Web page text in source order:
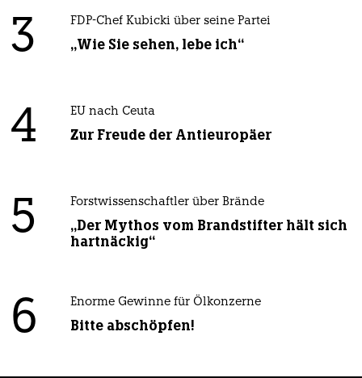
3 FDP-Chef Kubicki über seine Partei
„Wie Sie sehen, lebe ich“
4 EU nach Ceuta
Zur Freude der Antieuropäer
5 Forstwissenschaftler über Brände
„Der Mythos vom Brandstifter hält sich
hartnäckig“
6 Enorme Gewinne für Ölkonzerne
Bitte abschöpfen!